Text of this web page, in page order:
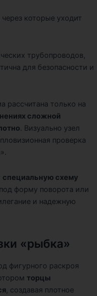
которые уходит
трубопроводов,
для безопасности и
рассчитана только на
сложной
. Визуально узел
проверка
специальную схему
форму поворота или
и надежную
«рыбка»
фигурного раскроя
торцы
, создавая плотное